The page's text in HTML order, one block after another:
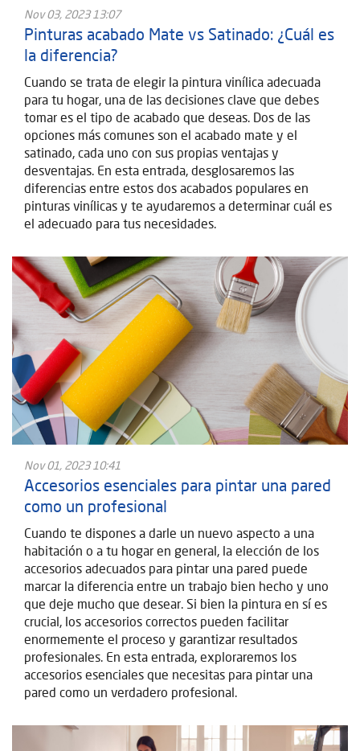
Nov 03, 2023 13:07
Pinturas acabado Mate vs Satinado: ¿Cuál es
la diferencia?
Cuando se trata de elegir la pintura vinílica adecuada
para tu hogar, una de las decisiones clave que debes
tomar es el tipo de acabado que deseas. Dos de las
opciones más comunes son el acabado mate y el
satinado, cada uno con sus propias ventajas y
desventajas. En esta entrada, desglosaremos las
diferencias entre estos dos acabados populares en
pinturas vinílicas y te ayudaremos a determinar cuál es
el adecuado para tus necesidades.
Nov 01, 2023 10:41
Accesorios esenciales para pintar una pared
como un profesional
Cuando te dispones a darle un nuevo aspecto a una
habitación o a tu hogar en general, la elección de los
accesorios adecuados para pintar una pared puede
marcar la diferencia entre un trabajo bien hecho y uno
que deje mucho que desear. Si bien la pintura en sí es
crucial, los accesorios correctos pueden facilitar
enormemente el proceso y garantizar resultados
profesionales. En esta entrada, exploraremos los
accesorios esenciales que necesitas para pintar una
pared como un verdadero profesional.